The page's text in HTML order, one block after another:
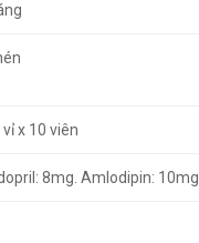
vỉ x 10 viên
8mg. Amlodipin: 10mg